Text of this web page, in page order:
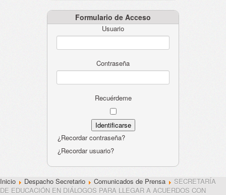
Formulario de Acceso
Usuario
Contraseña
Recuérdeme
¿Recordar contraseña?
¿Recordar usuario?
Inicio Despacho Secretario Comunicados de Prensa
SECRETARÍA
DE EDUCACIÓN EN DIÁLOGOS PARA LLEGAR A ACUERDOS CON